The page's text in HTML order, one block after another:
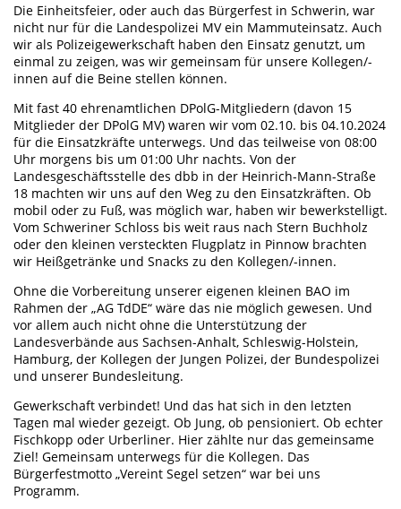
Die Einheitsfeier, oder auch das Bürgerfest in Schwerin, war
nicht nur für die Landespolizei MV ein Mammuteinsatz. Auch
wir als Polizeigewerkschaft haben den Einsatz genutzt, um
einmal zu zeigen, was wir gemeinsam für unsere Kollegen/-
innen auf die Beine stellen können.
Mit fast 40 ehrenamtlichen DPolG-Mitgliedern (davon 15
Mitglieder der DPolG MV) waren wir vom 02.10. bis 04.10.2024
für die Einsatzkräfte unterwegs. Und das teilweise von 08:00
Uhr morgens bis um 01:00 Uhr nachts. Von der
Landesgeschäftsstelle des dbb in der Heinrich-Mann-Straße
18 machten wir uns auf den Weg zu den Einsatzkräften. Ob
mobil oder zu Fuß, was möglich war, haben wir bewerkstelligt.
Vom Schweriner Schloss bis weit raus nach Stern Buchholz
oder den kleinen versteckten Flugplatz in Pinnow brachten
wir Heißgetränke und Snacks zu den Kollegen/-innen.
Ohne die Vorbereitung unserer eigenen kleinen BAO im
Rahmen der „AG TdDE“ wäre das nie möglich gewesen. Und
vor allem auch nicht ohne die Unterstützung der
Landesverbände aus Sachsen-Anhalt, Schleswig-Holstein,
Hamburg, der Kollegen der Jungen Polizei, der Bundespolizei
und unserer Bundesleitung.
Gewerkschaft verbindet! Und das hat sich in den letzten
Tagen mal wieder gezeigt. Ob Jung, ob pensioniert. Ob echter
Fischkopp oder Urberliner. Hier zählte nur das gemeinsame
Ziel! Gemeinsam unterwegs für die Kollegen. Das
Bürgerfestmotto „Vereint Segel setzen“ war bei uns
Programm.